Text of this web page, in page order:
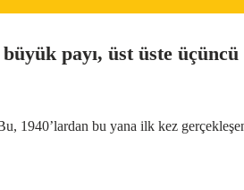
payı, üst üste üçüncü
1940’lardan bu yana ilk kez